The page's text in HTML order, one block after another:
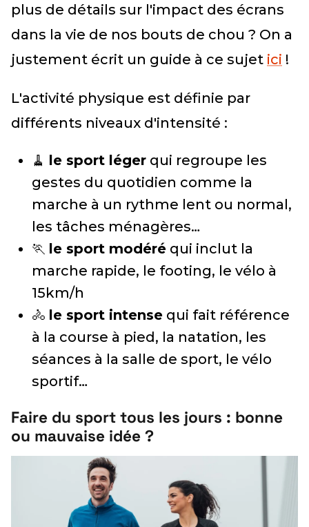
plus de détails sur l'impact des écrans
dans la vie de nos bouts de chou ? On a
justement écrit un guide à ce sujet ici !
L'activité physique est définie par
différents niveaux d'intensité :
🧹 le sport léger qui regroupe les
gestes du quotidien comme la
marche à un rythme lent ou normal,
les tâches ménagères…
🏃 le sport modéré qui inclut la
marche rapide, le footing, le vélo à
15km/h
🚴 le sport intense qui fait référence
à la course à pied, la natation, les
séances à la salle de sport, le vélo
sportif…
Faire du sport tous les jours : bonne
ou mauvaise idée ?